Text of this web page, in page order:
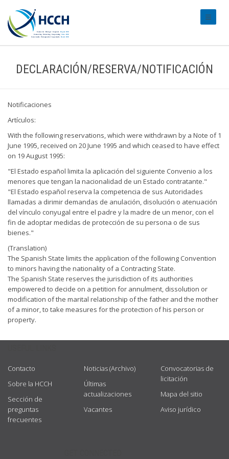
DECLARACIÓN/RESERVA/NOTIFICACIÓN
Notificaciones
Artículos:
With the following reservations, which were withdrawn by a Note of 1
June 1995, received on 20 June 1995 and which ceased to have effect
on 19 August 1995:
"El Estado español limita la aplicación del siguiente Convenio a los
menores que tengan la nacionalidad de un Estado contratante."
"El Estado español reserva la competencia de sus Autoridades
llamadas a dirimir demandas de anulación, disolución o atenuación
del vínculo conyugal entre el padre y la madre de un menor, con el
fin de adoptar medidas de protección de su persona o de sus
bienes."
(Translation)
The Spanish State limits the application of the following Convention
to minors having the nationality of a Contracting State.
The Spanish State reserves the jurisdiction of its authorities
empowered to decide on a petition for annulment, dissolution or
modification of the marital relationship of the father and the mother
of a minor, to take measures for the protection of his person or
property.
Contacto
Sobre la HCCH
Sección de
preguntas
frecuentes
Noticias (Archivo)
Últimas
actualizaciones
Vacantes
Convocatorias de
licitación
Mapa del sitio
Aviso jurídico